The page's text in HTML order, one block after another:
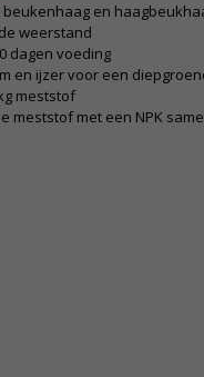
beukenhaag en
weerstand
dagen voeding
en ijzer voor een
meststof
meststof met een NPK